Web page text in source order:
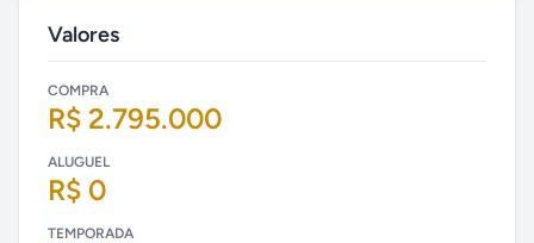
Valores
COMPRA
R$ 2.795.000
ALUGUEL
R$ 0
TEMPORADA